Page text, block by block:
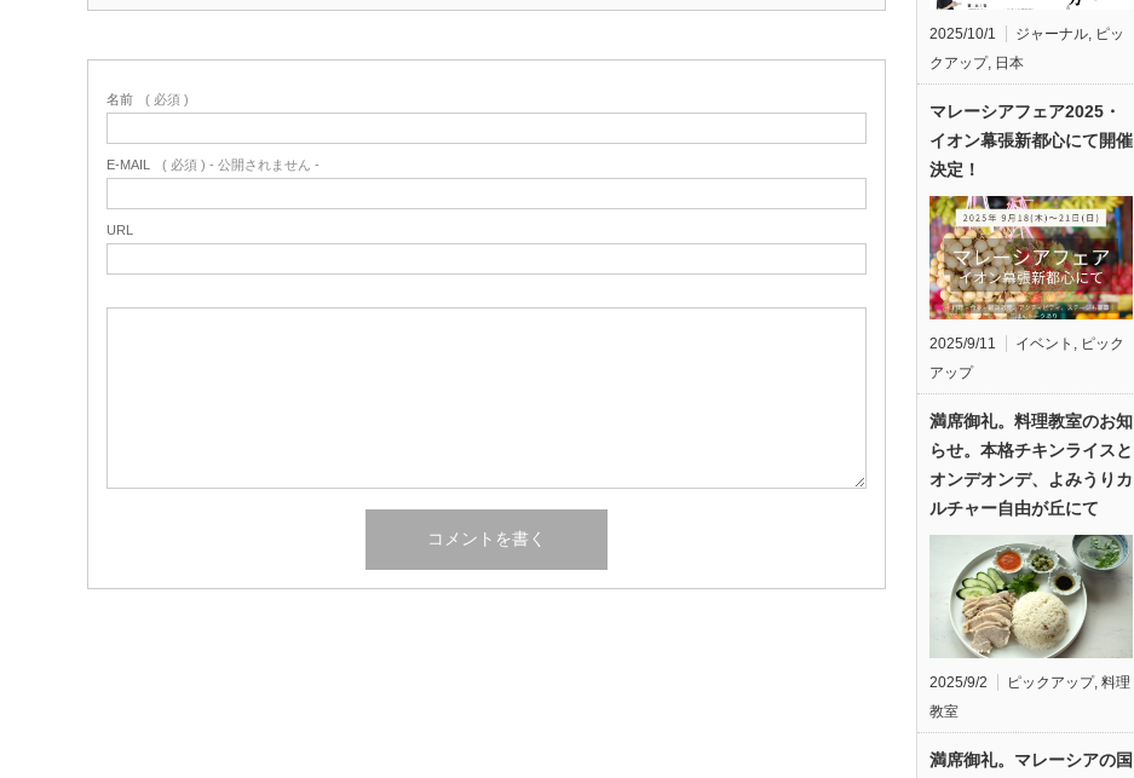
名前 ( 必須 )
E-MAIL ( 必須 ) - 公開されません -
URL
2025/10/1 ジャーナル, ピッ
クアップ, 日本
マレーシアフェア2025・
イオン幕張新都心にて開催
決定！
2025/9/11 イベント , ピック
アップ
満席御礼。料理教室のお知
らせ。本格チキンライスと
オンデオンデ、よみうりカ
ルチャー自由が丘にて
2025/9/2 ピックアップ, 料理
教室
満席御礼。マレーシアの国